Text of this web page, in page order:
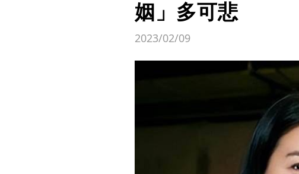
姻」多可悲
2023/02/09